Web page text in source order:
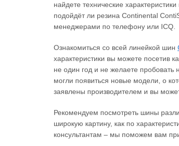
найдете технические
подойдёт ли резина Continental
менеджерами по телефону или ICQ.
Ознакомиться со всей линейкой шин
характеристики вы можете посетив
не один год и не желаете пробовать
могли появиться новые модели, о
заявлены производителем и вы
Рекомендуем посмотреть шины
широкую картину, как по
консультантам – мы поможем вам